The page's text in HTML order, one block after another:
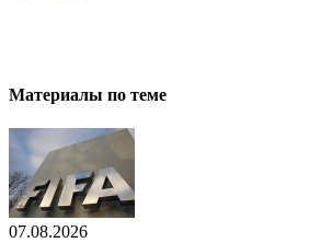
Материалы по теме
07.08.2026